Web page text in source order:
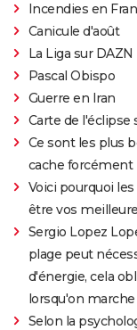
Incendies en
Canicule d'août
La Liga sur DAZN
Pascal Obispo
Guerre en Iran
Carte de l'éclipse
Ce sont les plus
cache forcément
Voici pourquoi
être vos
Sergio Lopez
plage peut
d'énergie, cela
lorsqu'on
Selon la